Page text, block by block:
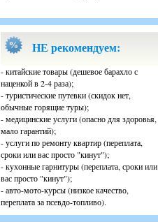
НЕ рекомендуем:
- китайские товары (дешевое барахло с
наценкой в 2-4 раза);
- туристические путевки (скидок нет,
обычные горящие туры);
- медицинские услуги (опасно для здоровья,
мало гарантий);
- услуги по ремонту квартир (переплата,
сроки или вас просто "кинут");
- кухонные гарнитуры (переплата, сроки или
вас просто "кинут");
- авто-мото-курсы (низкое качество,
переплата за псевдо-топливо).